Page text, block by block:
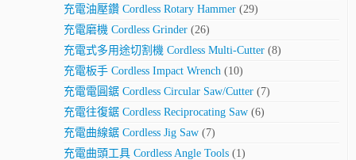
充電油壓鑽 Cordless Rotary Hammer (29)
充電磨機 Cordless Grinder (26)
充電式多用途切割機 Cordless Multi-Cutter (8)
充電板手 Cordless Impact Wrench (10)
充電電圓鋸 Cordless Circular Saw/Cutter (7)
充電往復鋸 Cordless Reciprocating Saw (6)
充電曲線鋸 Cordless Jig Saw (7)
充電曲頭工具 Cordless Angle Tools (1)